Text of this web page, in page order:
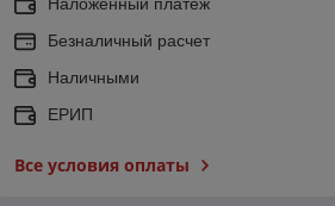
Безналичный расчет
Наличными
ЕРИП
Все условия оплаты